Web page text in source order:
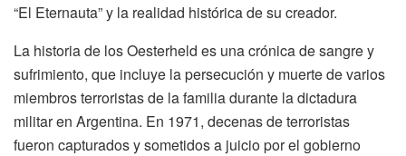
“El Eternauta” y la realidad histórica de su creador.
La historia de los Oesterheld es una crónica de sangre y
sufrimiento, que incluye la persecución y muerte de varios
miembros terroristas de la familia durante la dictadura
militar en Argentina. En 1971, decenas de terroristas
fueron capturados y sometidos a juicio por el gobierno